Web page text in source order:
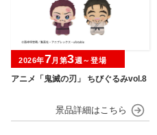
アニメ「鬼滅の刃」 ちびぐるみvol.8
2026年7月第3週～登場